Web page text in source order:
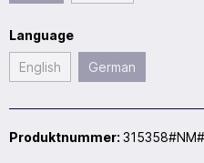
Language
English German
Produktnummer: